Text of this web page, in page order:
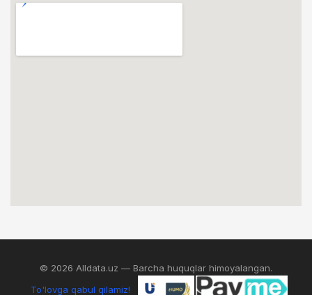
© 2026 Alldata.uz — Barcha huquqlar himoyalangan.
To'lovga qabul qilamiz!